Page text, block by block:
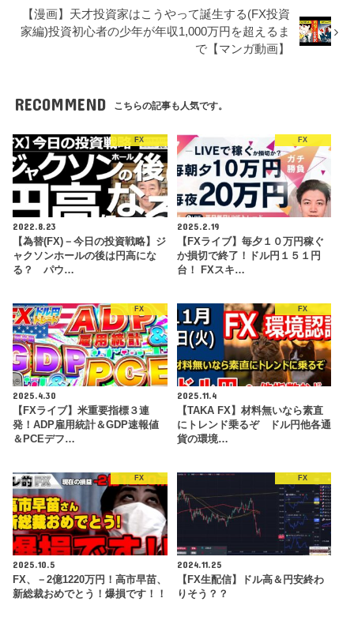
【漫画】天才投資家はこうやって誕生する(FX投資
家編)投資初心者の少年が年収1,000万円を超えるま
で【マンガ動画】
RECOMMEND こちらの記事も人気です。
FX
2022.8.23
【為替(FX)－今日の投資戦略】ジ
ャクソンホールの後は円高にな
る？ パウ…
FX
2025.2.19
【FXライブ】毎夕１０万円稼ぐ
か損切で終了！ドル円１５１円
台！ FXスキ…
FX
2025.4.30
【FXライブ】米重要指標３連
発！ADP雇用統計＆GDP速報値
＆PCEデフ…
FX
2025.11.4
【TAKA FX】材料無いなら素直
にトレンド乗るぞ ドル円他各通
貨の環境…
FX
2025.10.5
FX、－2億1220万円！高市早苗、
新総裁おめでとう！爆損です！！
FX
2024.11.25
【FX生配信】ドル高＆円安終わ
りそう？？